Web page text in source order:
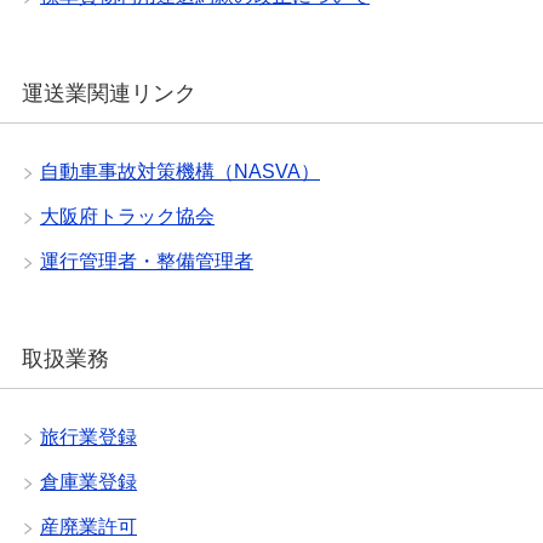
運送業関連リンク
自動車事故対策機構（NASVA）
大阪府トラック協会
運行管理者・整備管理者
取扱業務
旅行業登録
倉庫業登録
産廃業許可